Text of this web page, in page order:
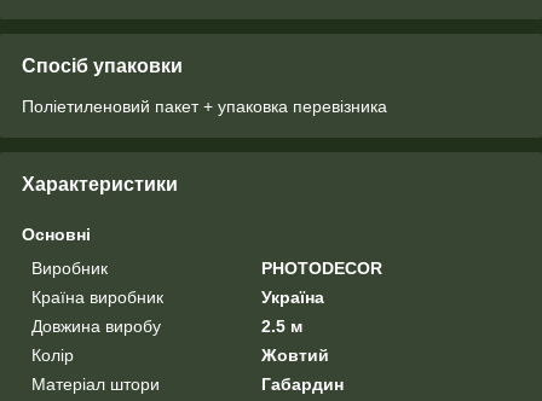
Спосіб упаковки
Поліетиленовий пакет + упаковка перевізника
Характеристики
Основні
Виробник
PHOTODECOR
Країна виробник
Україна
Довжина виробу
2.5 м
Колір
Жовтий
Матеріал штори
Габардин